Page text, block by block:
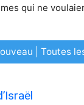
qui ne
| Toutes